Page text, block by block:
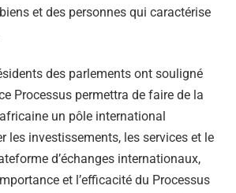
et des personnes qui caractérise
des parlements ont souligné
Processus permettra de faire de la
un pôle international
les investissements, les services et le
d’échanges internationaux,
et l’efficacité du Processus